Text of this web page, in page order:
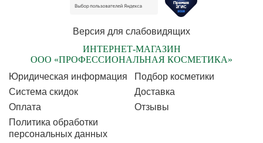
Версия для слабовидящих
ИНТЕРНЕТ-МАГАЗИН
ООО «ПРОФЕССИОНАЛЬНАЯ КОСМЕТИКА»
Юридическая информация
Подбор косметики
Cистема скидок
Доставка
Оплата
Отзывы
Политика обработки
персональных данных